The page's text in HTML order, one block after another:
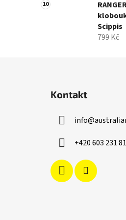
Scippis
799 Kč
Kontakt
info@
+420 603 231